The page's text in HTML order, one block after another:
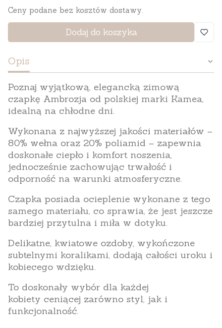
Ceny podane bez kosztów dostawy.
Dodaj do koszyka
Opis
Poznaj wyjątkową, elegancką zimową
czapkę Ambrozja od polskiej marki Kamea,
idealną na chłodne dni.
Wykonana z najwyższej jakości materiałów –
80% wełna oraz 20% poliamid – zapewnia
doskonałe ciepło i komfort noszenia,
jednocześnie zachowując trwałość i
odporność na warunki atmosferyczne.
Czapka posiada ocieplenie wykonane z tego
samego materiału, co sprawia, że jest jeszcze
bardziej przytulna i miła w dotyku.
Delikatne, kwiatowe ozdoby, wykończone
subtelnymi koralikami, dodają całości uroku i
kobiecego wdzięku.
To doskonały wybór dla każdej
kobiety ceniącej zarówno styl, jak i
funkcjonalność.